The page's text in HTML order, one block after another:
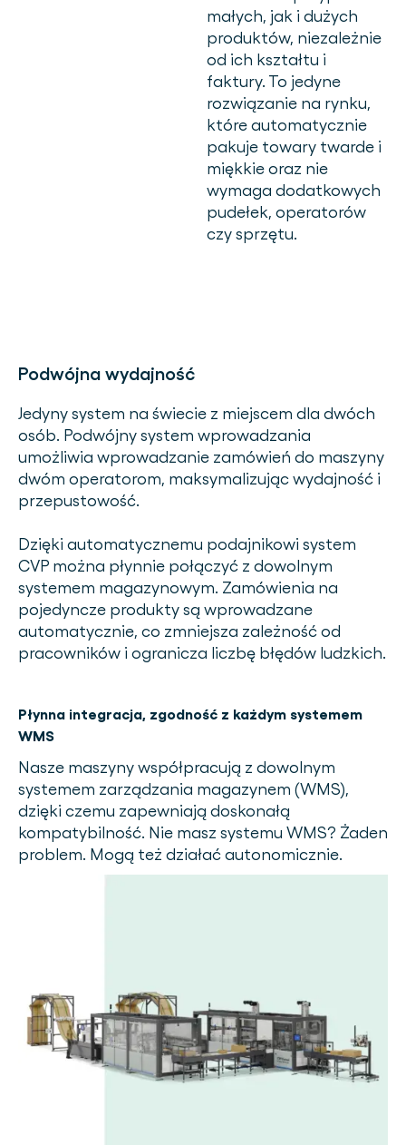
małych, jak i dużych
produktów, niezależnie
od ich kształtu i
faktury. To jedyne
rozwiązanie na rynku,
które automatycznie
pakuje towary twarde i
miękkie oraz nie
wymaga dodatkowych
pudełek, operatorów
czy sprzętu.
Podwójna wydajność
Jedyny system na świecie z miejscem dla dwóch
osób. Podwójny system wprowadzania
umożliwia wprowadzanie zamówień do maszyny
dwóm operatorom, maksymalizując wydajność i
przepustowość.
Dzięki automatycznemu podajnikowi system
CVP można płynnie połączyć z dowolnym
systemem magazynowym. Zamówienia na
pojedyncze produkty są wprowadzane
automatycznie, co zmniejsza zależność od
pracowników i ogranicza liczbę błędów ludzkich.
Płynna integracja, zgodność z każdym systemem
WMS
Nasze maszyny współpracują z dowolnym
systemem zarządzania magazynem (WMS),
dzięki czemu zapewniają doskonałą
kompatybilność. Nie masz systemu WMS? Żaden
problem. Mogą też działać autonomicznie.